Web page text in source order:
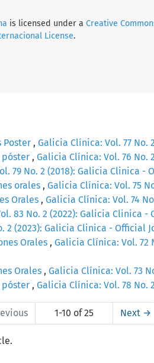
is licensed under a Creative
License.
Poster , Galicia Clínica: Vol. 77 No.
póster , Galicia Clínica: Vol. 76 No.
79 No. 2 (2018): Galicia Clinica -
orales , Galicia Clínica: Vol. 75
Orales , Galicia Clínica: Vol. 74
83 No. 2 (2022): Galicia Clinica -
2 (2023): Galicia Clinica - Official
Orales , Galicia Clínica: Vol. 72
Orales , Galicia Clínica: Vol. 73
póster , Galicia Clínica: Vol. 78 No.
1-10 of 25 Next →